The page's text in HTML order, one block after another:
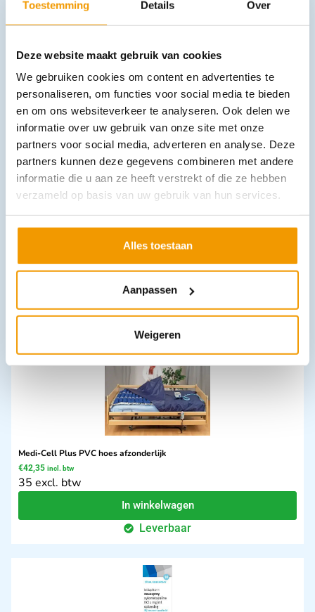
Toestemming Details Over
Deze website maakt gebruik van cookies
We gebruiken cookies om content en advertenties te
personaliseren, om functies voor social media te bieden
en om ons websiteverkeer te analyseren. Ook delen we
informatie over uw gebruik van onze site met onze
partners voor social media, adverteren en analyse. Deze
partners kunnen deze gegevens combineren met andere
informatie die u aan ze heeft verstrekt of die ze hebben
verzameld op basis van uw gebruik van hun services.
Alles toestaan
Aanpassen
Weigeren
Downloads
drukken.NOTE:
Optioneel is de defibrillator ook
verkrijgbaar zonder CPR-sensor en het is ook mogelijk
voor meer info hierover contact op met onze
klantenservice .
Andere producten in deze
Medi-Cell Plus PVC hoes afzonderlijk
€42,35 incl. btw
35 excl. btw
In winkelwagen
Leverbaar